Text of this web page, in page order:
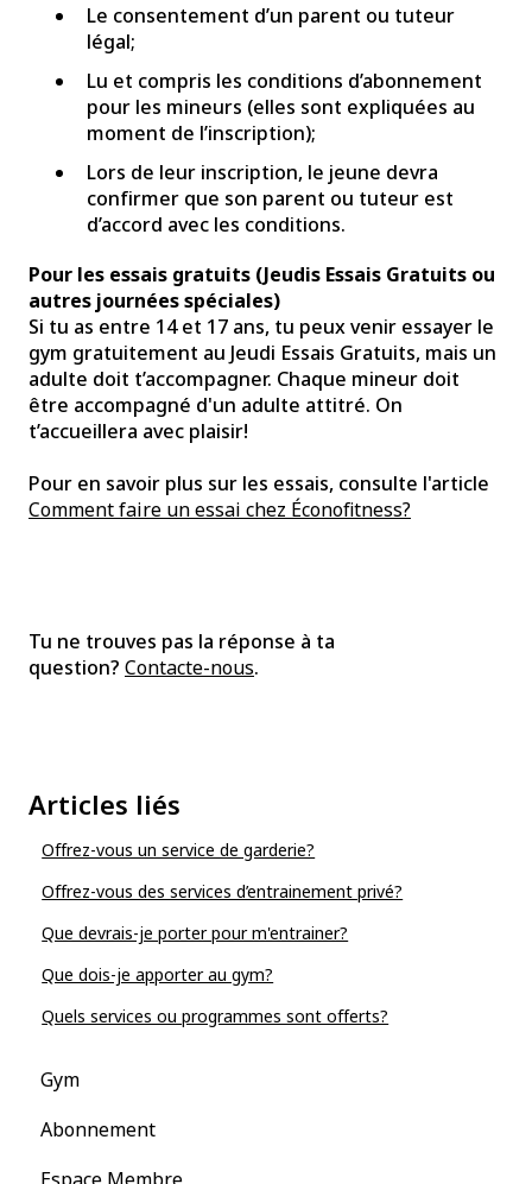
Le consentement d’un parent ou tuteur
légal;
Lu et compris les conditions d’abonnement
pour les mineurs (elles sont expliquées au
moment de l’inscription);
Lors de leur inscription, le jeune devra
confirmer que son parent ou tuteur est
d’accord avec les conditions.
Pour les essais gratuits (Jeudis Essais Gratuits ou
autres journées spéciales)
Si tu as entre 14 et 17 ans, tu peux venir essayer le
gym gratuitement au Jeudi Essais Gratuits, mais un
adulte doit t’accompagner. Chaque mineur doit
être accompagné d'un adulte attitré. On
t’accueillera avec plaisir!
Pour en savoir plus sur les essais, consulte l'article
Comment faire un essai chez Éconofitness?
Tu ne trouves pas la réponse à ta
question? Contacte-nous.
Articles liés
Offrez-vous un service de garderie?
Offrez-vous des services d’entrainement privé?
Que devrais-je porter pour m'entrainer?
Que dois-je apporter au gym?
Quels services ou programmes sont offerts?
Gym
Abonnement
Espace Membre